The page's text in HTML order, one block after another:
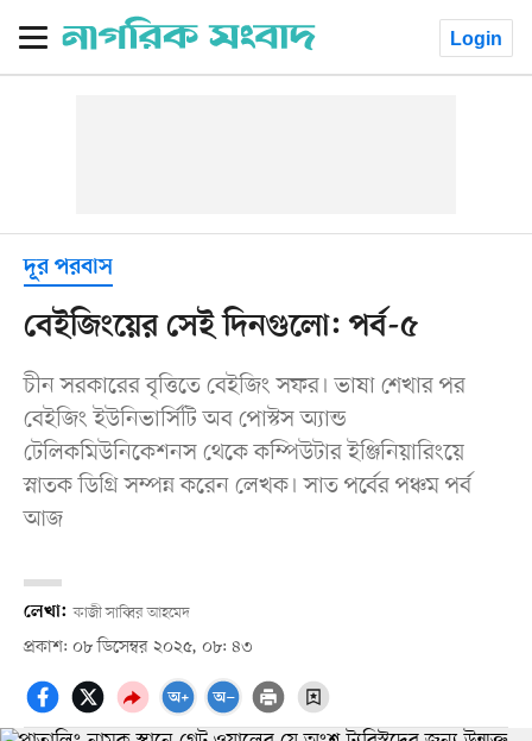
Login
দূর পরবাস
বেইজিংয়ের সেই দিনগুলো: পর্ব-৫
চীন সরকারের বৃত্তিতে বেইজিং সফর। ভাষা শেখার পর
বেইজিং ইউনিভার্সিটি অব পোস্টস অ্যান্ড
টেলিকমিউনিকেশনস থেকে কম্পিউটার ইঞ্জিনিয়ারিংয়ে
স্নাতক ডিগ্রি সম্পন্ন করেন লেখক। সাত পর্বের পঞ্চম পর্ব
আজ
লেখা: কাজী সাব্বির আহমেদ
প্রকাশ: ০৮ ডিসেম্বর ২০২৫, ০৮: ৪৩